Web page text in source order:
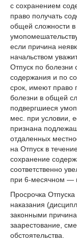
с сохранением
право получать
общей сложности
если причина
начальством
Отпуск по болезни
содержания и по
срок, имеют право
болезни в общей
подвергшиеся
мес. при условии,
признана
отдаленных
на Отпуск в
сохранение
соответственно
при 6-месячном —
Просрочка
наказания
законными
заарестование,
обстоятельства.